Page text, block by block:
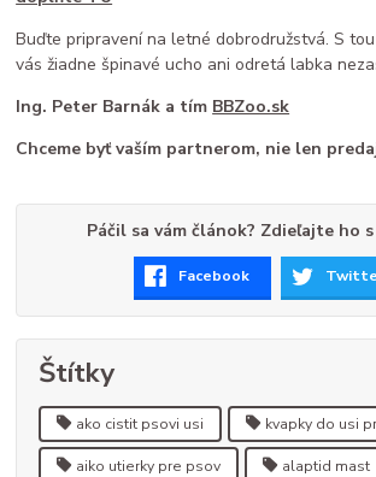
Buďte pripravení na letné dobrodružstvá. S
vás žiadne špinavé ucho ani odretá labka
Ing. Peter Barnák a tím BBZoo.sk
Chceme byť vaším partnerom, nie len
Páčil sa vám článok? Zdieľajte ho
Facebook
Štítky
ako cistit psovi usi kvapky do usi
aiko utierky pre psov alaptid mast